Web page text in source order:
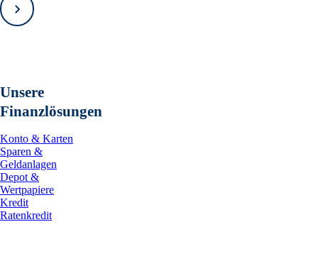
Vorwärts
Unsere
Finanzlösungen
Konto & Karten
Sparen &
Geldanlagen
Depot &
Wertpapiere
Kredit
Ratenkredit